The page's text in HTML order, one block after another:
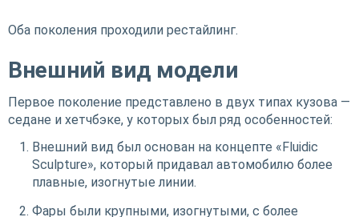
Оба поколения проходили рестайлинг.
Внешний вид модели
Первое поколение представлено в двух типах кузова —
седане и хетчбэке, у которых был ряд особенностей:
Внешний вид был основан на концепте «Fluidic
Sculpture», который придавал автомобилю более
плавные, изогнутые линии.
Фары были крупными, изогнутыми, с более